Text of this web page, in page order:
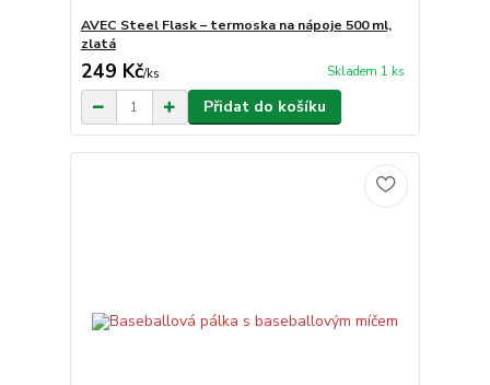
AVEC Steel Flask – termoska na nápoje 500 ml,
zlatá
249 Kč/ks Skladem 1 ks
Přidat do košíku